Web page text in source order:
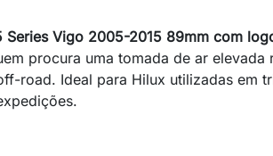
Series Vigo 2005-2015 89mm com
procura uma tomada de ar elevada
road. Ideal para Hilux utilizadas em